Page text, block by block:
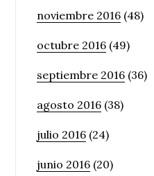
noviembre 2016 (48)
octubre 2016 (49)
septiembre 2016 (36)
agosto 2016 (38)
julio 2016 (24)
junio 2016 (20)